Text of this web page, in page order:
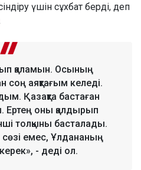
үшін сұхбат берді, деп
қаламын. Осының
соң аяқтағым келеді.
Қазақта бастаған
Ертең оны қалдырып
толқыны басталады.
емес, Ұлдананың
- деді ол.